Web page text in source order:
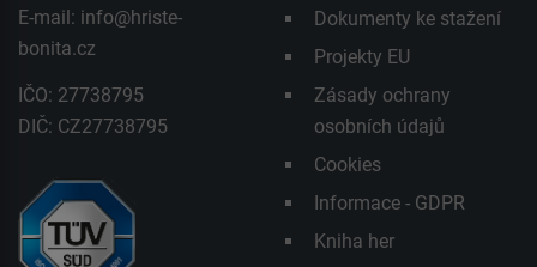
E-mail: info@hriste-
bonita.cz
IČO: 27738795
DIČ: CZ27738795
Dokumenty ke stažení
Projekty EU
Zásady ochrany
osobních údajů
Cookies
Informace - GDPR
Kniha her